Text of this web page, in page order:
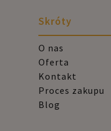
Skróty
O nas
Oferta
Kontakt
Proces zakupu
Blog